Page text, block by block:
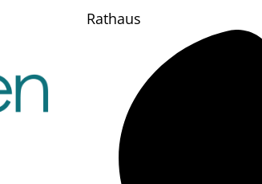
Rathaus